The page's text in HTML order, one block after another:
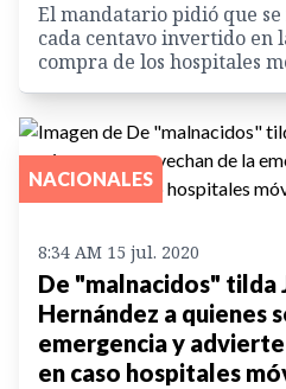
El mandatario pidió que
cada centavo invertido en
compra de los hospitales
NACIONALES
8:34 AM 15 jul. 2020
De "malnacidos" tilda
Hernández a quienes
emergencia y
en caso hospitales